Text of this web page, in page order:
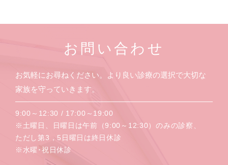
お問い合わせ
お気軽にお尋ねください。より良い診療の選択で大切な
家族を守っていきます。
9:00～12:30 / 17:00～19:00
※土曜日、日曜日は午前（9:00～12:30）のみの診察、
ただし第3，5日曜日は終日休診
※水曜･祝日休診